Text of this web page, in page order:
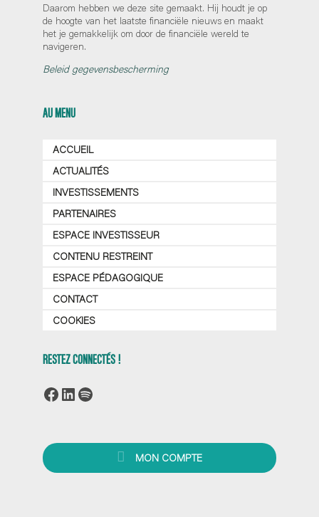
Daarom hebben we deze site gemaakt. Hij houdt je op
de hoogte van het laatste financiële nieuws en maakt
het je gemakkelijk om door de financiële wereld te
navigeren.
Beleid gegevensbescherming
AU MENU
ACCUEIL
ACTUALITÉS
INVESTISSEMENTS
PARTENAIRES
ESPACE INVESTISSEUR
CONTENU RESTREINT
ESPACE PÉDAGOGIQUE
CONTACT
COOKIES
RESTEZ CONNECTÉS !
Facebook
LinkedIn
Spotify
MON COMPTE